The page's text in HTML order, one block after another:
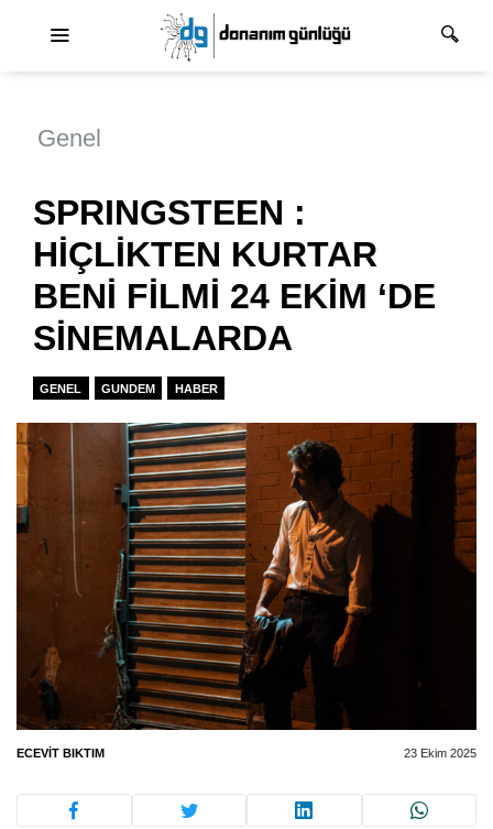
Genel
SPRINGSTEEN :
HİÇLİKTEN KURTAR
BENİ FİLMİ 24 EKİM ‘DE
SİNEMALARDA
GENEL GUNDEM HABER
ECEVIT BIKTIM 23 Ekim 2025